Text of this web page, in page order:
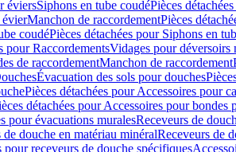
éviersSiphons en tube coudéPièces
évierManchon de raccordementPièces
coudéPièces détachées pour Siphons en
pour RaccordementsVidages pour déversoirs
de raccordementManchon de raccordement
Évacuation des sols pour douches
Pièces détachées pour Accessoires pour
détachées pour Accessoires pour bondes
pour évacuations muralesReceveurs de
de douche en matériau minéralReceveurs de
pour receveurs de douche spécifiques